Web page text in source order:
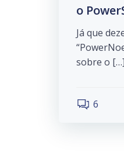
o
Já que
sobre o […]
6